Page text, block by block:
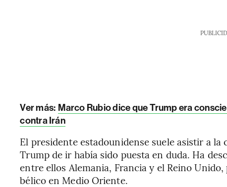
Ver más: Marco Rubio dice que Trump era
contra Irán
El presidente estadounidense suele asistir a
Trump de ir había sido puesta en duda. Ha
entre ellos Alemania, Francia y el Reino
bélico en Medio Oriente.